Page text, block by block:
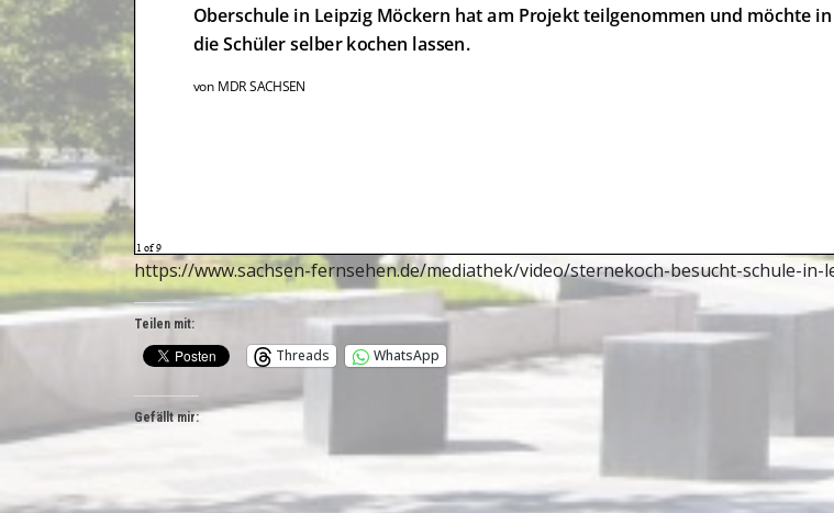
https://www.sachsen-fernsehen.de/mediathek/video/sternekoch-besucht-schule-in-
Teilen mit:
Threads WhatsApp
Gefällt mir: